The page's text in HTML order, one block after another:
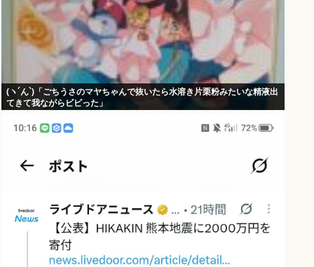
(ヽ´ん`)「ごちうさのマヤちゃんで抜いたら水溶き片栗粉みたいな精液出
てきて我ながらビビった」